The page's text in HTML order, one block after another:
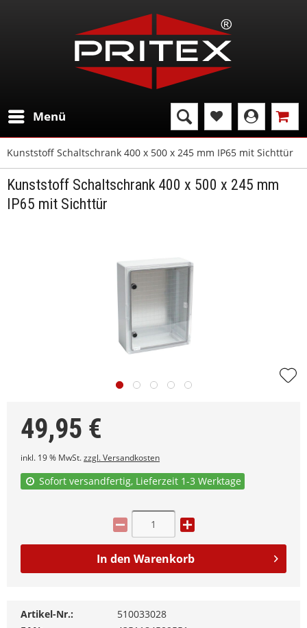
Menü
Kunststoff Schaltschrank 400 x 500 x 245 mm IP65 mit Sichttür
Kunststoff Schaltschrank 400 x 500 x 245 mm
IP65 mit Sichttür
49,95 €
inkl. 19 % MwSt.zzgl. Versandkosten
Sofort versandfertig, Lieferzeit 1-3 Werktage
In den Warenkorb
Artikel-Nr.:
510033028